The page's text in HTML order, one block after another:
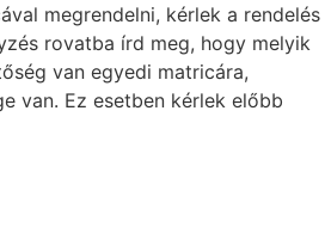
megrendelni, kérlek a rendelés
rovatba írd meg, hogy melyik
van egyedi matricára,
van. Ez esetben kérlek előbb